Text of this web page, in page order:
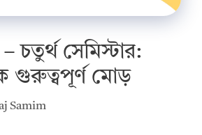
– চতুর্থ সেমিস্টার:
গুরুত্বপূর্ণ মোড়
Samim